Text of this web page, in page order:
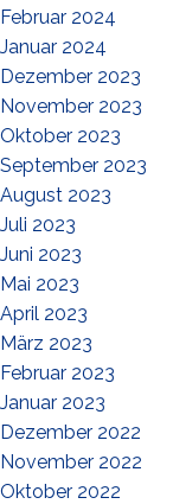
Februar 2024
Januar 2024
Dezember 2023
November 2023
Oktober 2023
September 2023
August 2023
Juli 2023
Juni 2023
Mai 2023
April 2023
März 2023
Februar 2023
Januar 2023
Dezember 2022
November 2022
Oktober 2022